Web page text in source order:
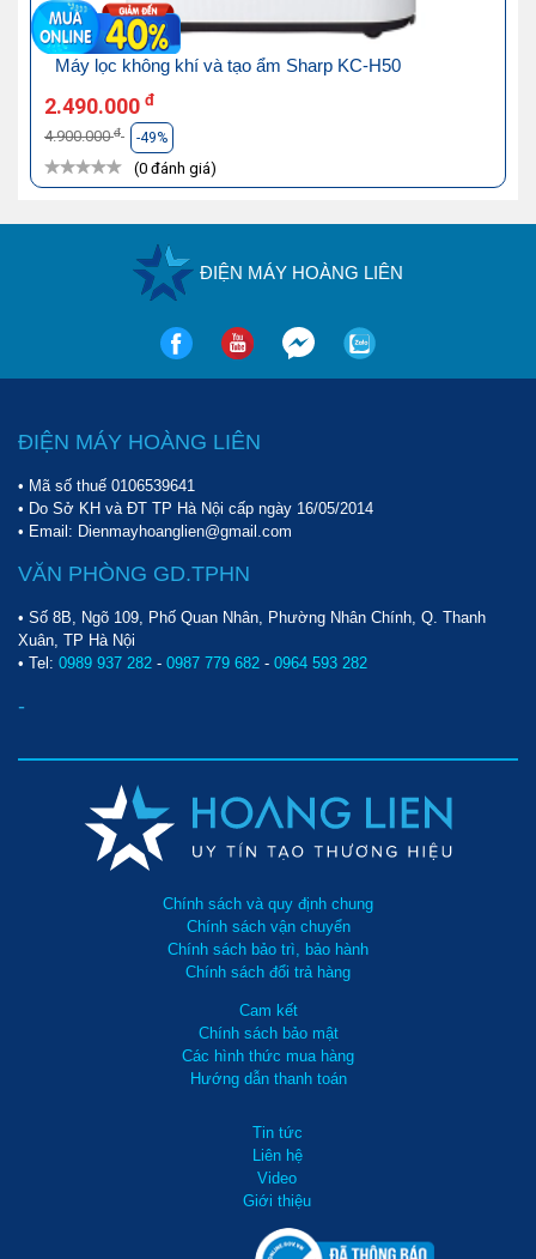
Máy lọc không khí và tạo ẩm Sharp KC-H50
2.490.000 đ
4.900.000đ -49%
(0 đánh giá)
ĐIỆN MÁY HOÀNG LIÊN
ĐIỆN MÁY HOÀNG LIÊN
• Mã số thuế 0106539641
• Do Sở KH và ĐT TP Hà Nội cấp ngày 16/05/2014
• Email: Dienmayhoanglien@gmail.com
VĂN PHÒNG GD.TPHN
• Số 8B, Ngõ 109, Phố Quan Nhân, Phường Nhân Chính, Q. Thanh
Xuân, TP Hà Nội
• Tel: 0989 937 282 - 0987 779 682 - 0964 593 282
-
Chính sách và quy định chung
Chính sách vận chuyển
Chính sách bảo trì, bảo hành
Chính sách đổi trả hàng
Cam kết
Chính sách bảo mật
Các hình thức mua hàng
Hướng dẫn thanh toán
Tin tức
Liên hệ
Video
Giới thiệu